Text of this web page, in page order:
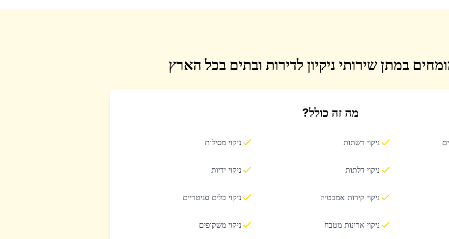
במתן שירותי ניקיון לדירות ובתים בכל הארץ
מה זה כולל?
ניקוי רשתות ניקוי מסילות
ניקוי דלתות ניקוי ידיות
ניקוי קירות אמבטיה ניקוי כלים סניטריים
ניקוי ארונות מטבח ניקוי משקופים